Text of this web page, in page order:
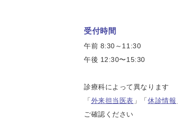
受付時間
午前 8:30～11:30
午後 12:30〜15:30
診療科によって異なります
「外来担当医表 」「休診情報
ご確認ください